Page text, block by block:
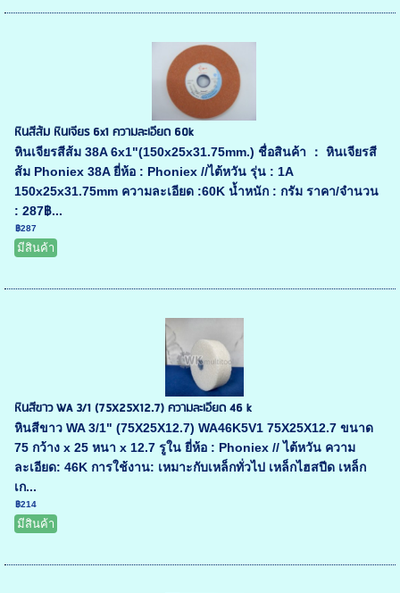
หินสีส้ม หินเจียร 6x1 ความละเอียด 60k
หินเจียรสีส้ม 38A 6x1"(150x25x31.75mm.) ชื่อสินค้า ： หินเจียรสี
ส้ม Phoniex 38A ยี่ห้อ : Phoniex //ไต้หวัน รุ่น : 1A
150x25x31.75mm ความละเอียด :60K น้ำหนัก : กรัม ราคา/จำนวน
: 287฿...
฿287
มีสินค้า
หินสีขาว WA 3/1 (75X25X12.7) ความละเอียด 46 k
หินสีขาว WA 3/1" (75X25X12.7) WA46K5V1 75X25X12.7 ขนาด
75 กว้าง x 25 หนา x 12.7 รูใน ยี่ห้อ : Phoniex // ไต้หวัน ความ
ละเอียด: 46K การใช้งาน: เหมาะกับเหล็กทั่วไป เหล็กไฮสปีด เหล็ก
เก...
฿214
มีสินค้า